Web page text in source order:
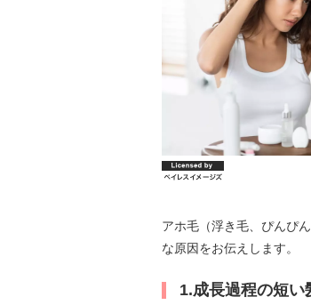
アホ毛（浮き毛、ぴんぴ
な原因をお伝えします。
1.成長過程の短い